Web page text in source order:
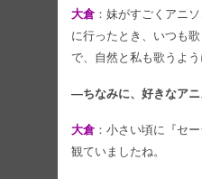
大倉 ：妹がすごくアニ
に行ったとき、いつも歌
で、自然と私も歌うよう
―ちなみに、好きなアニ
大倉 ：小さい頃に『セ
観ていましたね。